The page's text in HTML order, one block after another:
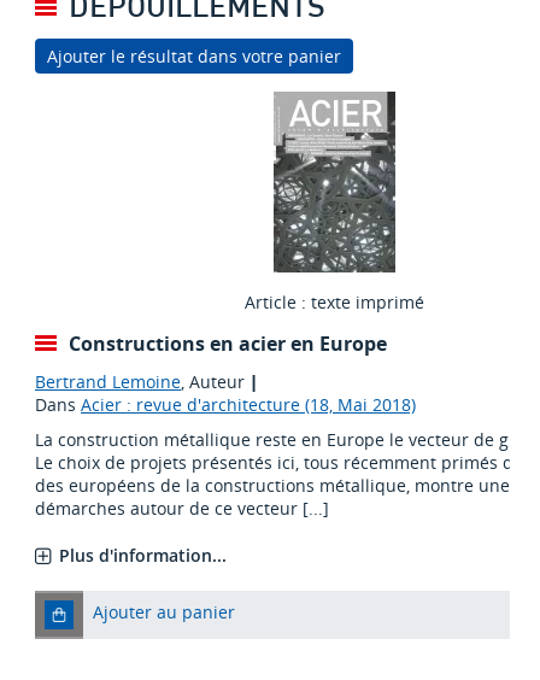
Ajouter le résultat dans votre panier
Article : texte imprimé
Constructions en acier en Europe
Bertrand Lemoine, Auteur |
Dans Acier : revue d'architecture (18, Mai 2018)
La construction métallique reste en Europe le vecteur de
Le choix de projets présentés ici, tous récemment primés
des européens de la constructions métallique, montre une
démarches autour de ce vecteur [...]
Plus d'information...
Ajouter au panier